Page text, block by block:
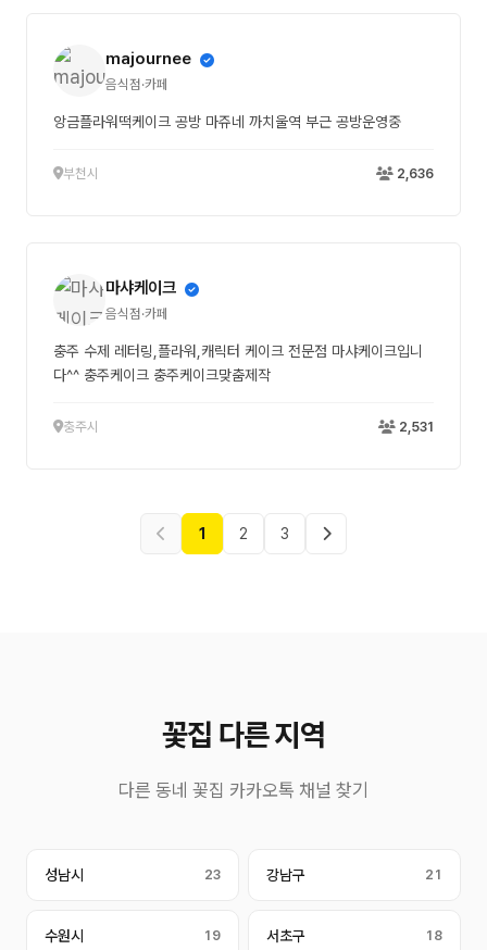
majournee
음식점·카페
앙금플라워떡케이크 공방 마쥬네 까치울역 부근 공방운영중
부천시 2,636
마샤케이크
음식점·카페
충주 수제 레터링,플라워,캐릭터 케이크 전문점 마샤케이크입니
다^^ 충주케이크 충주케이크맞춤제작
충주시 2,531
1 2 3
꽃집 다른 지역
다른 동네 꽃집 카카오톡 채널 찾기
성남시 23 강남구 21
수원시 19 서초구 18